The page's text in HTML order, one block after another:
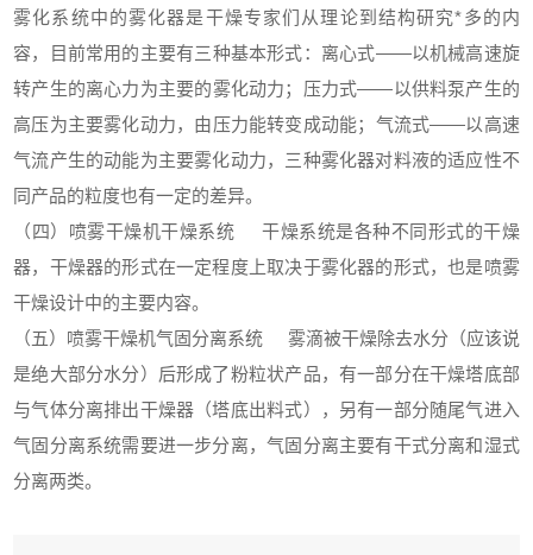
雾化系统中的雾化器是干燥专家们从理论到结构研究*多的内
容，目前常用的主要有三种基本形式：离心式——以机械高速旋
转产生的离心力为主要的雾化动力；压力式——以供料泵产生的
高压为主要雾化动力，由压力能转变成动能；气流式——以高速
气流产生的动能为主要雾化动力，三种雾化器对料液的适应性不
同产品的粒度也有一定的差异。
（四）喷雾干燥机干燥系统 干燥系统是各种不同形式的干燥
器，干燥器的形式在一定程度上取决于雾化器的形式，也是喷雾
干燥设计中的主要内容。
（五）喷雾干燥机气固分离系统 雾滴被干燥除去水分（应该说
是绝大部分水分）后形成了粉粒状产品，有一部分在干燥塔底部
与气体分离排出干燥器（塔底出料式），另有一部分随尾气进入
气固分离系统需要进一步分离，气固分离主要有干式分离和湿式
分离两类。